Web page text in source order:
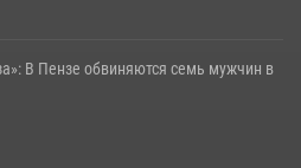
В Пензе обвиняются семь мужчин в